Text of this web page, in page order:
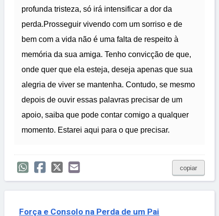
profunda tristeza, só irá intensificar a dor da
perda.Prosseguir vivendo com um sorriso e de
bem com a vida não é uma falta de respeito à
memória da sua amiga. Tenho convicção de que,
onde quer que ela esteja, deseja apenas que sua
alegria de viver se mantenha. Contudo, se mesmo
depois de ouvir essas palavras precisar de um
apoio, saiba que pode contar comigo a qualquer
momento. Estarei aqui para o que precisar.
copiar
Força e Consolo na Perda de um Pai